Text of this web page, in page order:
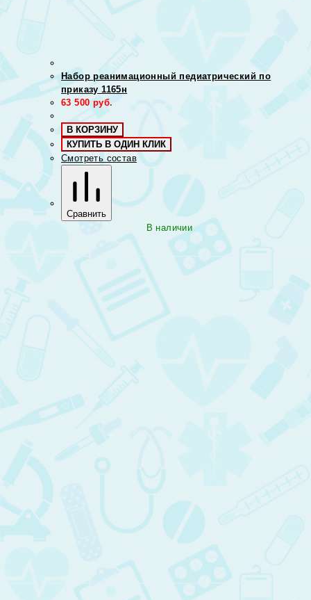
Набор реанимационный педиатрический по
приказу 1165н
63 500руб.
В КОРЗИНУ
КУПИТЬ В ОДИН КЛИК
Смотреть состав
Сравнить
В наличии